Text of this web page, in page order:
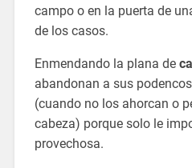
campo o en la puerta de
de los casos.
Enmendando la plana de
abandonan a sus
(cuando no los ahorcan o
cabeza) porque solo le
provechosa.